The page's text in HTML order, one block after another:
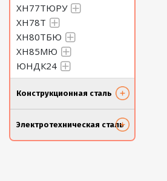
ХН77ТЮРУ
ХН78Т
ХН80ТБЮ
ХН85МЮ
ЮНДК24
Конструкционная сталь
Электротехническая сталь